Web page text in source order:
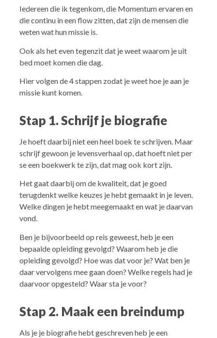
Iedereen die ik tegenkom, die Momentum ervaren en
die continu in een flow zitten, dat zijn de mensen die
weten wat hun missie is.
Ook als het even tegenzit dat je weet waarom je uit
bed moet komen die dag.
Hier volgen de 4 stappen zodat je weet hoe je aan je
missie kunt komen.
Stap 1. Schrijf je biografie
Je hoeft daarbij niet een heel boek te schrijven. Maar
schrijf gewoon je levensverhaal op, dat hoeft niet per
se een boekwerk te zijn, dat mag ook kort zijn.
Het gaat daarbij om de kwaliteit, dat je goed
terugdenkt welke keuzes je hebt gemaakt in je leven.
Welke dingen je hebt meegemaakt en wat je daarvan
vond.
Ben je bijvoorbeeld op reis geweest, heb je een
bepaalde opleiding gevolgd? Waarom heb je die
opleiding gevolgd? Hoe was dat voor je? Wat ben je
daar vervolgens mee gaan doen? Welke regels had je
daarvoor opgesteld? Waar sta je voor?
Stap 2. Maak een breindump
Als je je biografie hebt geschreven heb je een